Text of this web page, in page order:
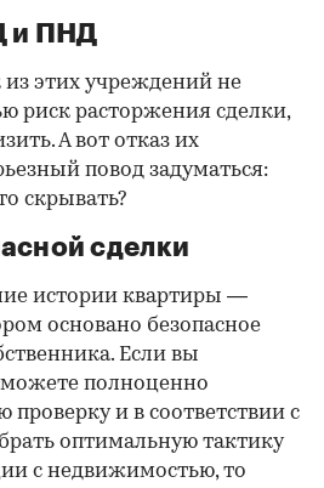
и ПНД
из этих учреждений не
риск расторжения сделки,
А вот отказ их
повод задуматься:
скрывать?
сделки
истории квартиры —
основано безопасное
Если вы
полноценно
проверку и в соответствии с
оптимальную тактику
с недвижимостью, то